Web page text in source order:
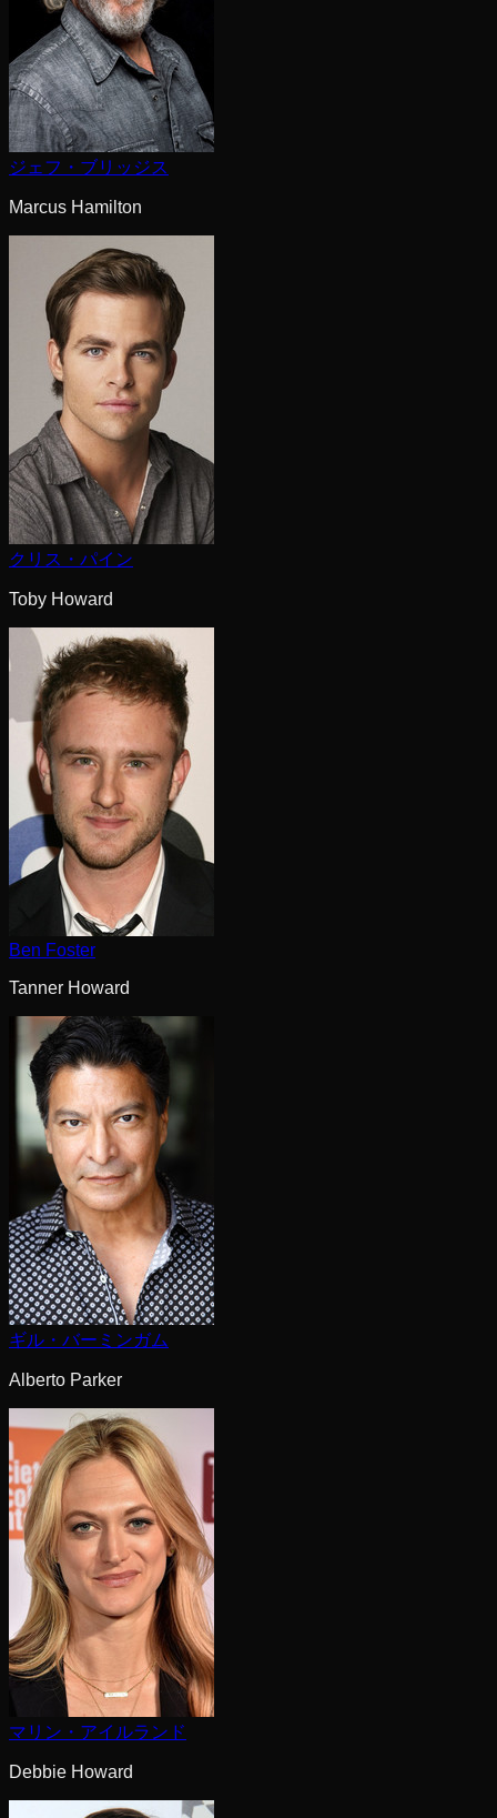
ジェフ・ブリッジス
Marcus Hamilton
クリス・パイン
Toby Howard
Ben Foster
Tanner Howard
ギル・バーミンガム
Alberto Parker
マリン・アイルランド
Debbie Howard